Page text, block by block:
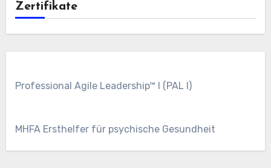
Zertifikate
Professional Agile Leadership™ I (PAL I)
MHFA Ersthelfer für psychische Gesundheit